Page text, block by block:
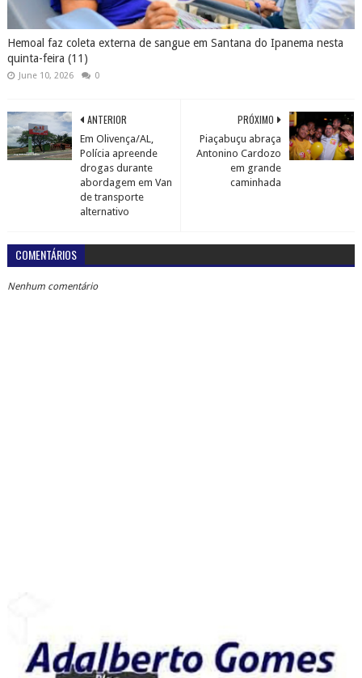
Hemoal faz coleta externa de sangue em Santana do Ipanema nesta
quinta-feira (11)
June 10, 2026 0
PRÓXIMO
Piaçabuçu abraça
Antonino Cardozo
em grande
caminhada
ANTERIOR
Em Olivença/AL,
Polícia apreende
drogas durante
abordagem em Van
de transporte
alternativo
COMENTÁRIOS
Nenhum comentário